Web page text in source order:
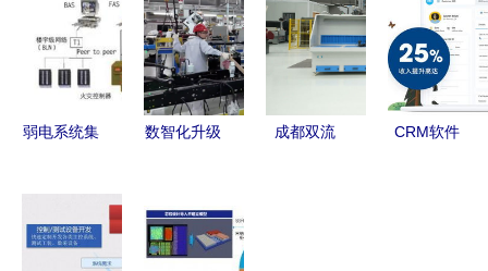
系统集成指
南
的系统集成
之道
能制造新篇
章
图展示
弱电系统集
能建筑的神
经网络与智
慧核心
数智化升级
新篇——系
统集成赋能
成都双流
CRM软件